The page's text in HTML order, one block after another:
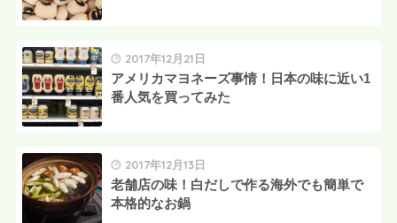
2017年12月21日
アメリカマヨネーズ事情！日本の味に近い1
番人気を買ってみた
2017年12月13日
老舗店の味！白だしで作る海外でも簡単で
本格的なお鍋